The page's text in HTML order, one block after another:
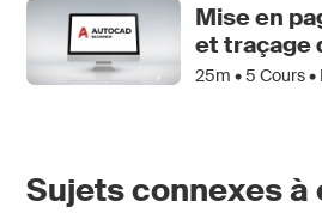
Mise en
et traçage
25m •5 Cours
Sujets connexes à